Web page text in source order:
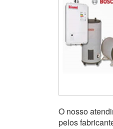
O nosso
pelos